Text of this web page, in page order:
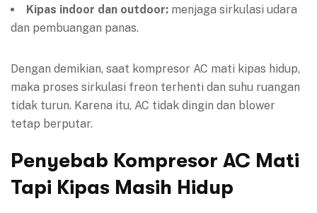
Kipas indoor dan outdoor: menjaga sirkulasi udara
dan pembuangan panas.
Dengan demikian, saat kompresor AC mati kipas hidup,
maka proses sirkulasi freon terhenti dan suhu ruangan
tidak turun. Karena itu, AC tidak dingin dan blower
tetap berputar.
Penyebab Kompresor AC Mati
Tapi Kipas Masih Hidup